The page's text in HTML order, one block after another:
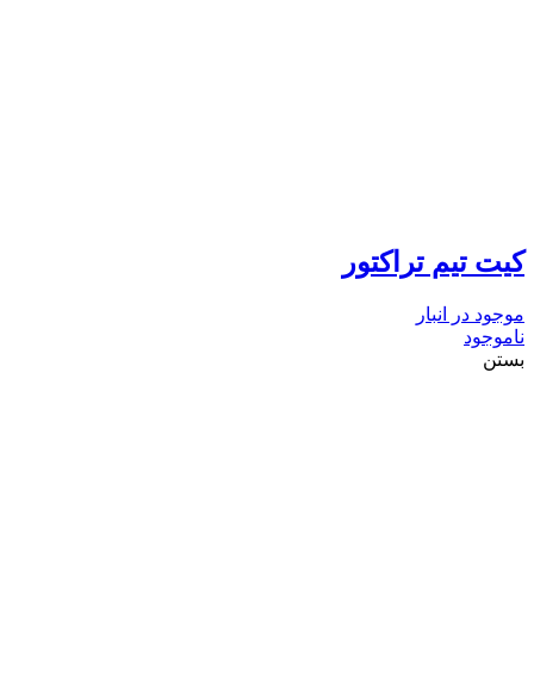
کیت تیم تراکتور
موجود در انبار
ناموجود
بستن